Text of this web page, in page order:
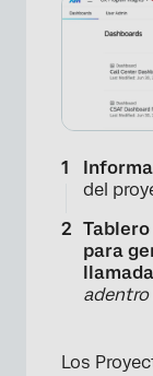
del
para
adentro
Los